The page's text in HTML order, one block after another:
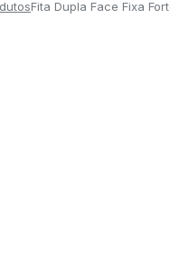
Fita Dupla Face Fixa